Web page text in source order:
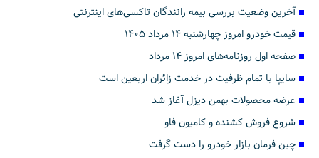
آخرین وضعیت بررسی بیمه رانندگان تاکسی‌های اینترنتی
قیمت خودرو امروز چهارشنبه ۱۴ مرداد ۱۴۰۵
صفحه اول روزنامه‌های امروز ۱۴ مرداد
سایپا با تمام ظرفیت در خدمت زائران اربعین است
عرضه محصولات بهمن دیزل آغاز شد
شروع فروش کشنده و کامیون فاو
چین فرمان بازار خودرو را دست گرفت